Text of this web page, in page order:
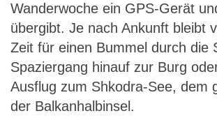
Wanderwoche ein GPS-Gerät
übergibt. Je nach Ankunft bleibt
Zeit für einen Bummel durch die
Spaziergang hinauf zur Burg
Ausflug zum Shkodra-See, dem
der Balkanhalbinsel.